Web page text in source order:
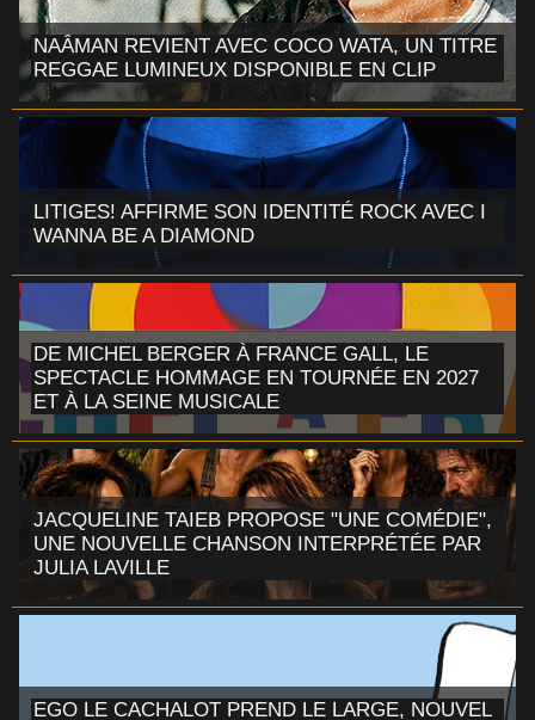
NAÂMAN REVIENT AVEC COCO WATA, UN TITRE
REGGAE LUMINEUX DISPONIBLE EN CLIP
LITIGES! AFFIRME SON IDENTITÉ ROCK AVEC I
WANNA BE A DIAMOND
DE MICHEL BERGER À FRANCE GALL, LE
SPECTACLE HOMMAGE EN TOURNÉE EN 2027
ET À LA SEINE MUSICALE
JACQUELINE TAIEB PROPOSE "UNE COMÉDIE",
UNE NOUVELLE CHANSON INTERPRÉTÉE PAR
JULIA LAVILLE
EGO LE CACHALOT PREND LE LARGE, NOUVEL